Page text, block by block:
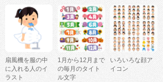
扇風機を服の中
に入れる人のイ
ラスト
1月から12月まで
の毎月のタイト
ル文字
いろいろな顔ア
イコン